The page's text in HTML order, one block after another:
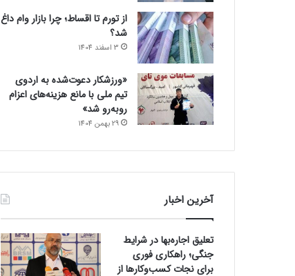
از تورم تا اقساط؛ چرا بازار وام داغ
شد؟
3 اسفند 1404
«ورزشکار دعوت‌شده به اردوی
تیم ملی با مانع هزینه‌های اعزام
روبه‌رو شد»
29 بهمن 1404
آخرین اخبار
تعلیق اجاره‌بها در شرایط
جنگی؛ راهکاری فوری
برای نجات کسب‌وکارها از